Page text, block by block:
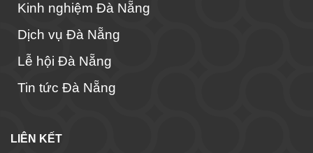
Kinh nghiệm Đà Nẵng
Dịch vụ Đà Nẵng
Lễ hội Đà Nẵng
Tin tức Đà Nẵng
LIÊN KẾT